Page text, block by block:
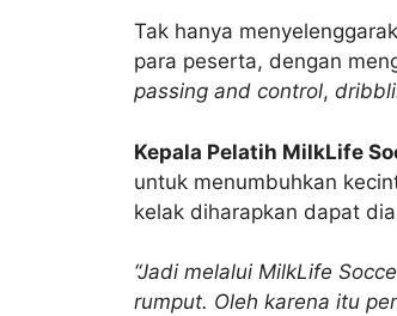
Tak hanya
para peserta, dengan
passing and control,
Kepala Pelatih MilkLife
untuk menumbuhkan
kelak diharapkan dapat
“Jadi melalui MilkLife
rumput. Oleh karena itu